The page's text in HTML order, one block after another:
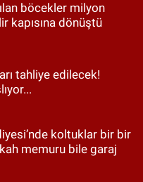
böcekler milyon
kapısına dönüştü
tahliye edilecek!
koltuklar bir bir
memuru bile garaj